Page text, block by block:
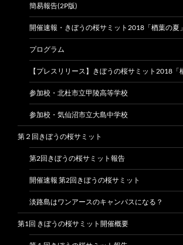
簡易報告(2P版)
開催速報・きぼうの桜サミット2018「楢葉の夏」
プログラム
【プレスリリース】きぼうの桜サミット2018「
参加校・北杜市立甲陵高等学校
参加校・気仙沼市立大島中学校
第２回きぼうの桜サミット
第2回きぼうの桜サミット報告
開催速報 第2回きぼうの桜サミット
淡路島はワンアースのキャンパスになる？
第1回 きぼうの桜サミット開催概要